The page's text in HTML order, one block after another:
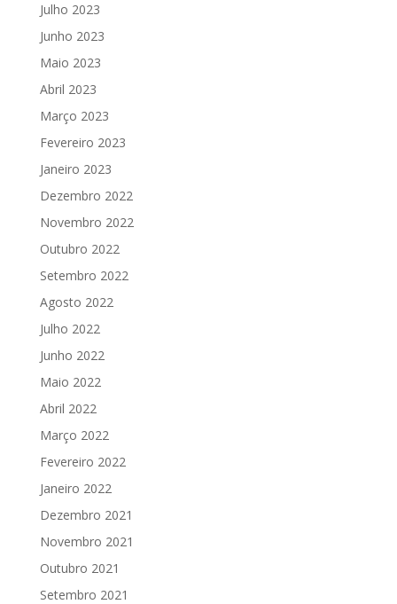
Julho 2023
Junho 2023
Maio 2023
Abril 2023
Março 2023
Fevereiro 2023
Janeiro 2023
Dezembro 2022
Novembro 2022
Outubro 2022
Setembro 2022
Agosto 2022
Julho 2022
Junho 2022
Maio 2022
Abril 2022
Março 2022
Fevereiro 2022
Janeiro 2022
Dezembro 2021
Novembro 2021
Outubro 2021
Setembro 2021